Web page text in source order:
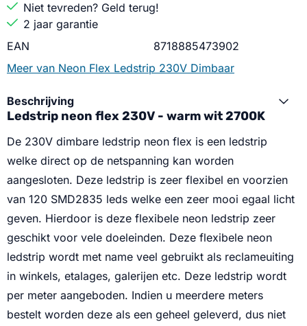
Niet tevreden? Geld terug!
2 jaar garantie
EAN
8718885473902
Meer van Neon Flex Ledstrip 230V Dimbaar
Beschrijving
Ledstrip neon flex 230V - warm wit 2700K
De 230V dimbare ledstrip neon flex is een ledstrip
welke direct op de netspanning kan worden
aangesloten. Deze ledstrip is zeer flexibel en voorzien
van 120 SMD2835 leds welke een zeer mooi egaal licht
geven. Hierdoor is deze flexibele neon ledstrip zeer
geschikt voor vele doeleinden. Deze flexibele neon
ledstrip wordt met name veel gebruikt als reclameuiting
in winkels, etalages, galerijen etc. Deze ledstrip wordt
per meter aangeboden. Indien u meerdere meters
bestelt worden deze als een geheel geleverd, dus niet